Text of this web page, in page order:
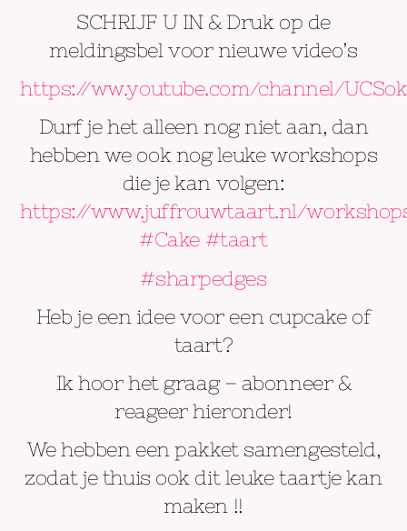
SCHRIJF U IN & Druk op de
meldingsbel voor nieuwe video’s
https://ww.youtube.com/channel/
Durf je het alleen nog niet aan, dan
hebben we ook nog leuke workshops
die je kan volgen:
https://www.juffrouwtaart.nl/
#Cake #taart
#sharpedges
Heb je een idee voor een cupcake of
taart?
Ik hoor het graag – abonneer &
reageer hieronder!
We hebben een pakket samengesteld,
zodat je thuis ook dit leuke taartje kan
maken !!